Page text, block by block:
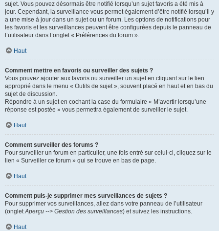
sujet. Vous pouvez désormais être notifié lorsqu’un sujet favoris a été mis à
jour. Cependant, la surveillance vous permet également d’être notifié lorsqu’il y
a une mise à jour dans un sujet ou un forum. Les options de notifications pour
les favoris et les surveillances peuvent être configurées depuis le panneau de
l’utilisateur dans l’onglet « Préférences du forum ».
Haut
Comment mettre en favoris ou surveiller des sujets ?
Vous pouvez ajouter aux favoris ou surveiller un sujet en cliquant sur le lien
approprié dans le menu « Outils de sujet », souvent placé en haut et en bas du
sujet de discussion.
Répondre à un sujet en cochant la case du formulaire « M’avertir lorsqu’une
réponse est postée » vous permettra également de surveiller le sujet.
Haut
Comment surveiller des forums ?
Pour surveiller un forum en particulier, une fois entré sur celui-ci, cliquez sur le
lien « Surveiller ce forum » qui se trouve en bas de page.
Haut
Comment puis-je supprimer mes surveillances de sujets ?
Pour supprimer vos surveillances, allez dans votre panneau de l’utilisateur
(ongletAperçu --> Gestion des surveillances) et suivez les instructions.
Haut